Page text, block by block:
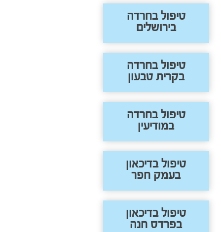
טיפול בחרדה
בירושלים
טיפול בחרדה
בקרית טבעון
טיפול בחרדה
במודיעין
טיפול בדיכאון
בעמק חפר
טיפול בדיכאון
בפרדס חנה